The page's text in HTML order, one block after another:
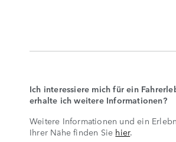
Ich interessiere mich für ein
erhalte ich weitere Informationen?
Weitere Informationen und ein
Ihrer Nähe finden Sie hier.